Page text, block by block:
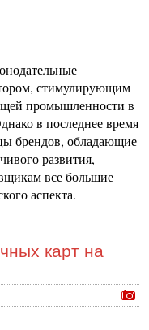
стимулирующим
промышленности в
в последнее время
брендов, обладающие
развития,
все большие
аспекта.
карт на